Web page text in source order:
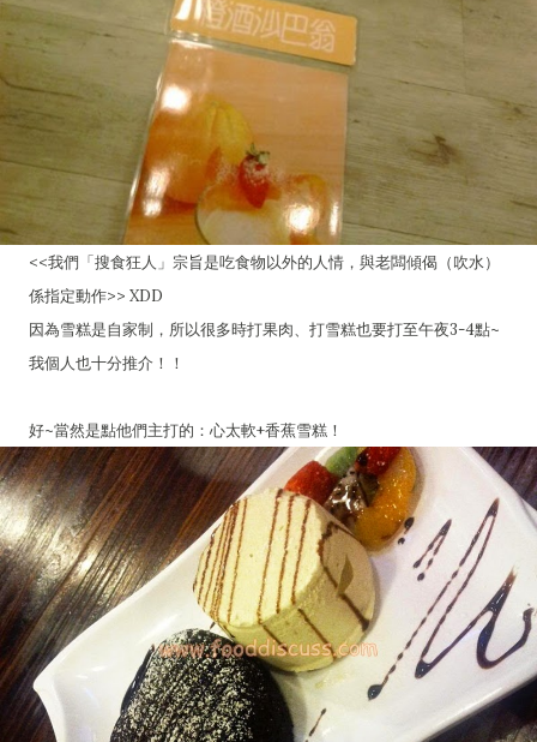
<<我們「搜食狂人」宗旨是吃食物以外的人情，與老闆傾偈（吹水）
係指定動作>> XDD
因為雪糕是自家制，所以很多時打果肉、打雪糕也要打至午夜3-4點~
我個人也十分推介！！
好~當然是點他們主打的：心太軟+香蕉雪糕！